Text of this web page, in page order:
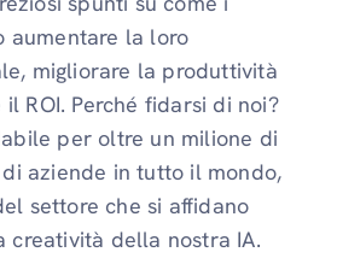
aumentare la loro
migliorare la produttività
il ROI. Perché fidarsi di noi?
per oltre un milione di
aziende in tutto il mondo,
settore che si affidano
creatività della nostra IA.